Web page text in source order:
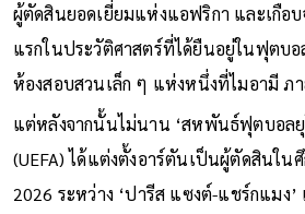
ผู้ตัดสินยอดเยี่ยมแห่งแอฟริกา และเกือ
แรกในประวัติศาสตร์ที่ได้ยืนอยู่ในฟุตบอ
ห้องสอบสวนเล็ก ๆ แห่งหนึ่งที่ไมอามี ภา
แต่หลังจากนั้นไม่นาน ‘สหพันธ์ฟุตบอลยุ
(UEFA) ได้แต่งตั้งอาร์ตันเป็นผู้ตัดสินใน
2026 ระหว่าง ‘ปารีส แซงต์-แชร์กแม